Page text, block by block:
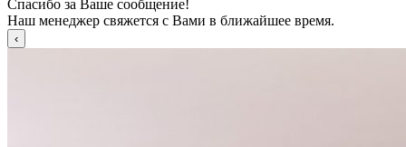
Спасибо за Ваше сообщение!
Наш менеджер свяжется с Вами в ближайшее время.